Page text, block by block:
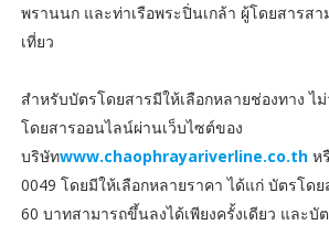
พรานนก และท่าเรือพระปิ่นเกล้า ผู้โดยสารสา
เที่ยว
สำหรับบัตรโดยสารมีให้เลือกหลายช่องทาง ไ
โดยสารออนไลน์ผ่านเว็บไซต์ของ
บริษัทwww.chaophrayariverline.co.thห
0049 โดยมีให้เลือกหลายราคา ได้แก่ บัตรโดย
60 บาทสามารถขึ้นลงได้เพียงครั้งเดียว และบั